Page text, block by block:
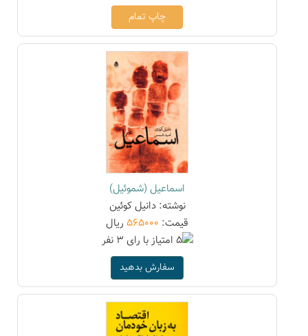
چاپ تمام
اسماعیل (شموئیل)
نوشته: دانیل کوئین
قیمت: 565000 ریال
سفارش بدهید